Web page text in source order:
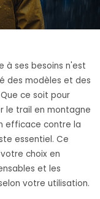
à ses besoins n'est
des modèles et des
ce soit pour
le trail en montagne
efficace contre la
essentiel. Ce
choix en
et les
votre utilisation.